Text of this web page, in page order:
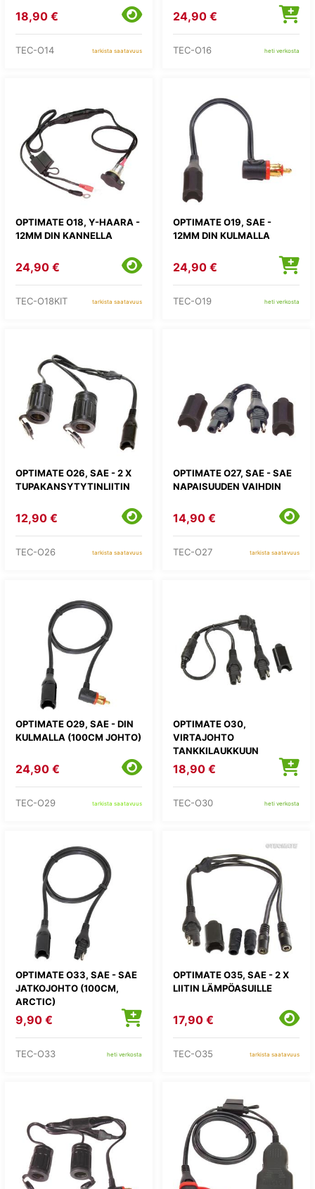
18,90 €
TEC-O14 tarkista saatavuus
24,90 €
TEC-O16 heti verkosta
OPTIMATE O18, Y-HAARA -
12MM DIN KANNELLA
24,90 €
TEC-O18KIT tarkista saatavuus
OPTIMATE O19, SAE -
12MM DIN KULMALLA
24,90 €
TEC-O19 heti verkosta
OPTIMATE O26, SAE - 2 X
TUPAKANSYTYTINLIITIN
12,90 €
TEC-O26 tarkista saatavuus
OPTIMATE O27, SAE - SAE
NAPAISUUDEN VAIHDIN
14,90 €
TEC-O27 tarkista saatavuus
OPTIMATE O29, SAE - DIN
KULMALLA (100CM JOHTO)
24,90 €
TEC-O29 tarkista saatavuus
OPTIMATE O30,
VIRTAJOHTO
TANKKILAUKKUUN
18,90 €
TEC-O30 heti verkosta
OPTIMATE O33, SAE - SAE
JATKOJOHTO (100CM,
ARCTIC)
9,90 €
TEC-O33 heti verkosta
OPTIMATE O35, SAE - 2 X
LIITIN LÄMPÖASUILLE
17,90 €
TEC-O35 tarkista saatavuus